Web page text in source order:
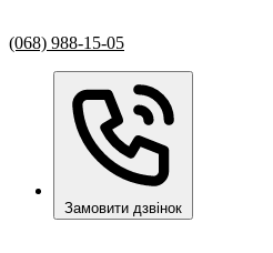
(068) 988-15-05
Замовити дзвінок